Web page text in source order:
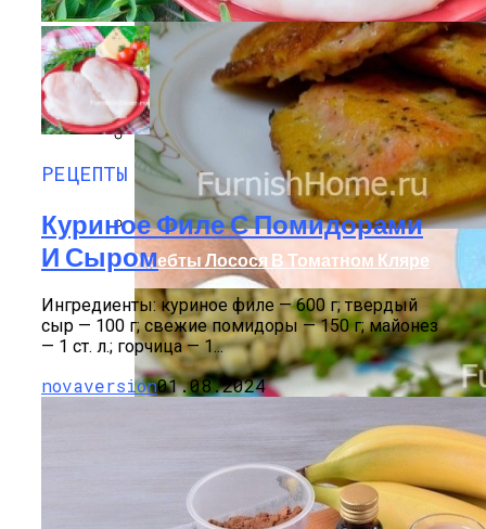
Компактно, Красиво, Удобно: 7
Нестандартных Идей Для Хранения
Обуви
Стильный Маникюр В Клетку
Хребты Лосося В Томатном Кляре
РЕЦЕПТЫ
Куриное Филе С Помидорами
И Сыром
Ингредиенты: куриное филе — 600 г; твердый
сыр — 100 г; свежие помидоры — 150 г; майонез
— 1 ст. л.; горчица — 1...
novaversion01.08.2024